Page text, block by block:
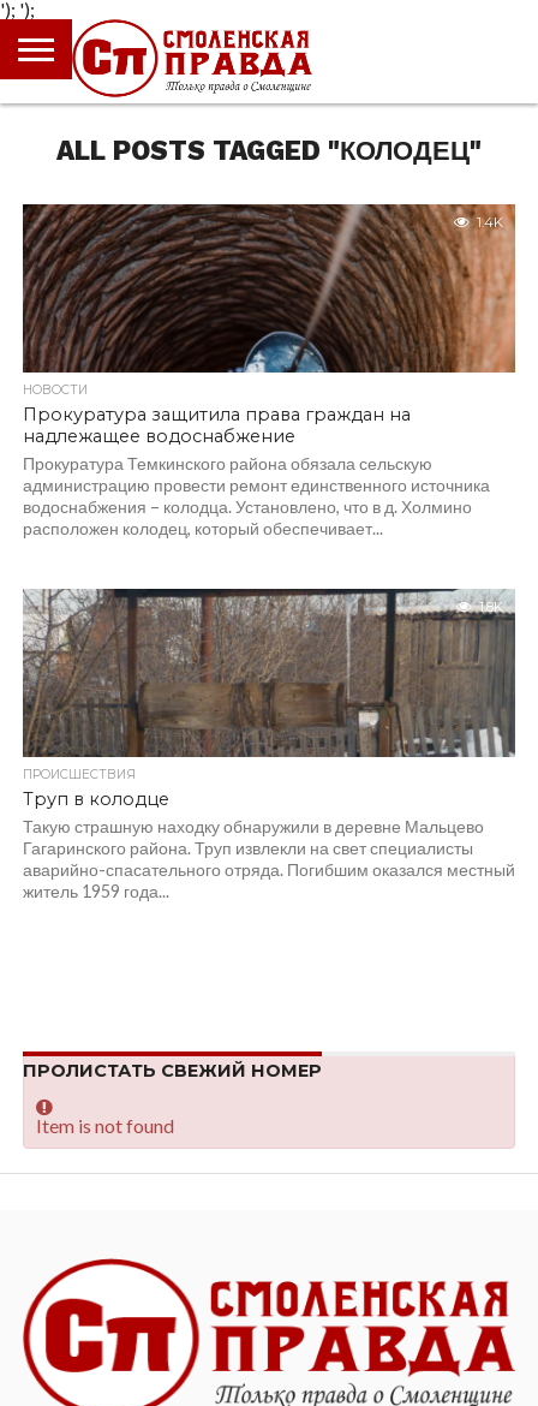
');
ГЛАВНАЯ
НОВОСТИ
ПРОИСШЕСТВИЯ
ПОЛИТИКА
КУЛЬТУРА
ЭКОНОМИКА
ОБЩЕСТВО
БЛОГИ
ALL POSTS TAGGED "КОЛОДЕЦ"
1.4K
НОВОСТИ
Прокуратура защитила права граждан на
надлежащее водоснабжение
Прокуратура Темкинского района обязала сельскую
администрацию провести ремонт единственного источника
водоснабжения – колодца. Установлено, что в д. Холмино
расположен колодец, который обеспечивает...
1.8K
ПРОИСШЕСТВИЯ
Труп в колодце
Такую страшную находку обнаружили в деревне Мальцево
Гагаринского района. Труп извлекли на свет специалисты
аварийно-спасательного отряда. Погибшим оказался местный
житель 1959 года...
ПРОЛИСТАТЬ СВЕЖИЙ НОМЕР
Item is not found
');